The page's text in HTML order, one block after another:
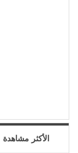
الأكثر مشاهدة